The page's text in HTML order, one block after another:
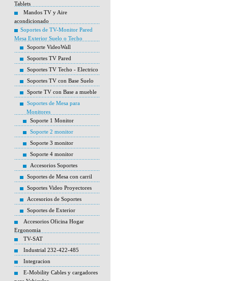
Tablets
Mandos TV y Aire
acondicionado
Soportes de TV-Monitor Pared
Mesa Exterior Suelo o Techo
Soporte VideoWall
Soportes TV Pared
Soportes TV Techo - Electrico
Soportes TV con Base Suelo
Sporte TV con Base a mueble
Soportes de Mesa para
Monitores
Soporte 1 Monitor
Soporte 2 monitor
Soporte 3 monitor
Soporte 4 monitor
Accesorios Soportes
Soportes de Mesa con carril
Soportes Video Proyectores
Accesorios de Soportes
Soportes de Exterior
Accesorios Oficina Hogar
Ergonomia
TV-SAT
Industrial 232-422-485
Integracion
E-Mobility Cables y cargadores